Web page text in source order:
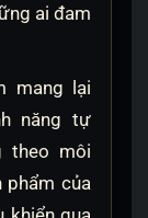
ai đam
mang lại
năng tự
theo môi
phẩm của